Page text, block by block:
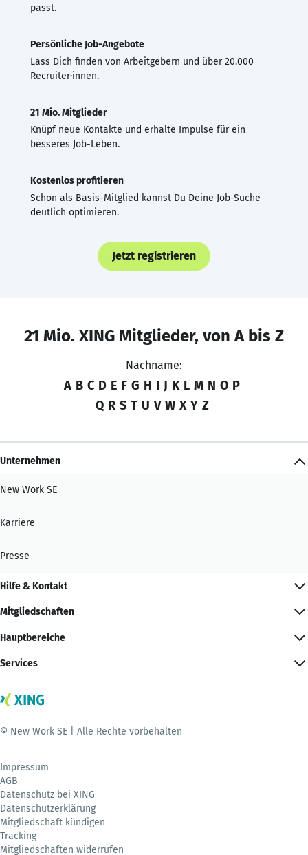
passt.
Persönliche Job-Angebote
Lass Dich finden von Arbeitgebern und über 20.000
Recruiter·innen.
21 Mio. Mitglieder
Knüpf neue Kontakte und erhalte Impulse für ein
besseres Job-Leben.
Kostenlos profitieren
Schon als Basis-Mitglied kannst Du Deine Job-Suche
deutlich optimieren.
Jetzt registrieren
21 Mio. XING Mitglieder, von A bis Z
Nachname:
A B C D E F G H I J K L M N O P
Q R S T U V W X Y Z
Unternehmen
New Work SE
Karriere
Presse
Hilfe & Kontakt
Mitgliedschaften
Hauptbereiche
Services
© New Work SE | Alle Rechte vorbehalten
Impressum
AGB
Datenschutz bei XING
Datenschutzerklärung
Mitgliedschaft kündigen
Tracking
Mitgliedschaften widerrufen